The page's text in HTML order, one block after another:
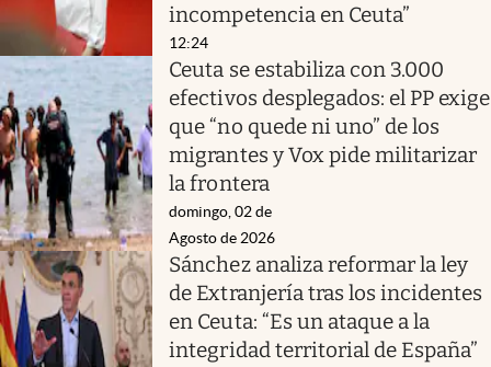
incompetencia en Ceuta”
12:24
Ceuta se estabiliza con 3.000
efectivos desplegados: el PP exige
que “no quede ni uno” de los
migrantes y Vox pide militarizar
la frontera
domingo, 02 de
Agosto de 2026
Sánchez analiza reformar la ley
de Extranjería tras los incidentes
en Ceuta: “Es un ataque a la
integridad territorial de España”